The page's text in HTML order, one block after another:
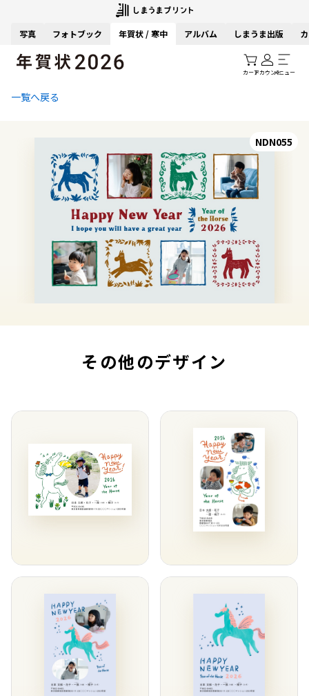
写真 フォトブック 年賀状 / 寒中 アルバム しまうま出版
カートアカウントメニュー
一覧へ戻る
NDN055
その他のデザイン